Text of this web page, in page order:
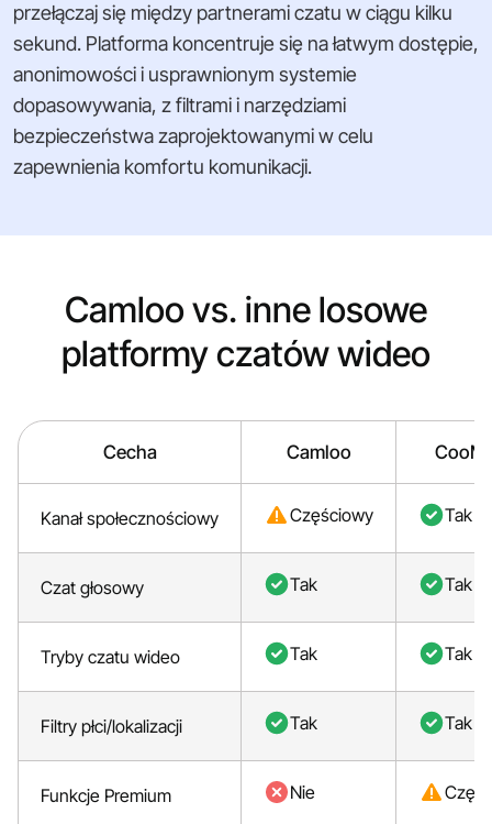
przełączaj się między partnerami czatu w ciągu kilku
sekund. Platforma koncentruje się na łatwym dostępie,
anonimowości i usprawnionym systemie
dopasowywania, z filtrami i narzędziami
bezpieczeństwa zaprojektowanymi w celu
zapewnienia komfortu komunikacji.
Camloo vs. inne losowe
platformy czatów wideo
Cecha Camloo
Kanał społecznościowy Częściowy Tak
Czat głosowy Tak Tak
Tryby czatu wideo Tak Tak
Filtry płci/lokalizacji Tak Tak
Funkcje Premium Nie